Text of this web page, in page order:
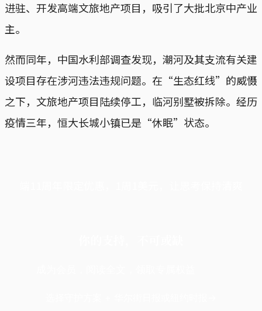
进驻、开发高端文旅地产项目，吸引了大批北京中产业
主。
然而同年，中国水利部调查发现，潮河及其支流有关建
设项目存在涉河违法违规问题。在“生态红线”的威慑
之下，文旅地产项目陆续停工，临河别墅被拆除。经历
疫情三年，恒大长城小镇已是“休眠”状态。